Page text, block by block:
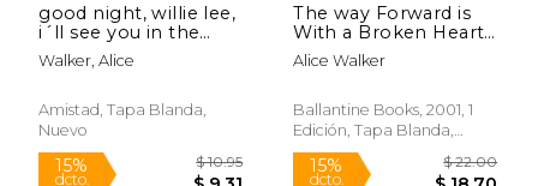
good night, willie lee,
i´ll see you in the
morning,poems (en
Inglés)
Walker, Alice
Amistad, Tapa Blanda,
Nuevo
The way Forward is
With a Broken Heart
(en Inglés)
Alice Walker
Ballantine Books, 2001, 1
Edición, Tapa Blanda,
Nuevo